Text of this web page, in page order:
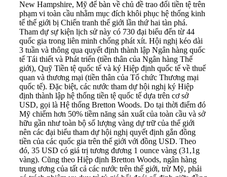
New Hampshire, Mỹ để bàn về chủ đề trao đổi tiền tệ trên
phạm vi toàn cầu nhằm mục đích khôi phục hệ thống kinh
tế thế giới bị Chiến tranh thế giới lần thứ hai tàn phá.
Tham dự sự kiện lịch sử này có 730 đại biểu đến từ 44
quốc gia trong liên minh chống phát xít. Hội nghị kéo dài
3 tuần và thông qua quyết định thành lập Ngân hàng quốc
tế Tái thiết và Phát triển (tiền thân của Ngân hàng Thế
giới), Quỹ Tiền tệ quốc tế và ký Hiệp định quốc tế về thuế
quan và thương mại (tiền thân của Tổ chức Thương mại
quốc tế). Đặc biệt, các nước tham dự hội nghị ký Hiệp
định thành lập hệ thống tiền tệ quốc tế dựa trên cơ sở
USD, gọi là Hệ thống Bretton Woods. Do tại thời điểm đó
Mỹ chiếm hơn 50% tiềm năng sản xuất của toàn cầu và sở
hữu gần như toàn bộ số lượng vàng dự trữ của thế giới
nên các đại biểu tham dự hội nghị quyết định gắn đồng
tiền của các quốc gia trên thế giới với đồng USD. Theo
đó, 35 USD có giá trị tương đương 1 ounce vàng (31,1g
vàng). Cũng theo Hiệp định Bretton Woods, ngân hàng
trung ương của tất cả các nước trên thế giới, trừ Mỹ, phải